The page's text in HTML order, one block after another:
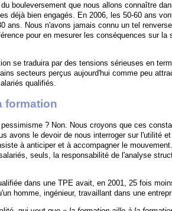
bouleversement que nous allons connaître
déjà bien engagés. En 2006, les 50-60 ans
ans. Nous n'avons jamais connu un tel
pour en mesurer les conséquences sur la
se traduira par des tensions sérieuses en
secteurs perçus aujourd'hui comme peu
qualifiés.
formation
? Non. Nous croyons que ces
avons le devoir de nous interroger sur l'utilité
à anticiper et à accompagner le
seuls, la responsabilité de l'analyse
dans une TPE avait, en 2001, 25 fois
homme, ingénieur, travaillant dans une